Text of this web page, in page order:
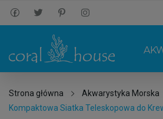
Strona główna Akwarystyka Morska
Kompaktowa Siatka Teleskopowa do